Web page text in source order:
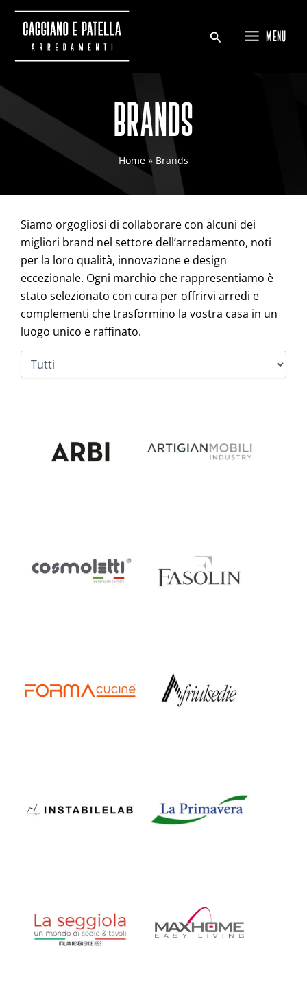
contenuto
MENU
BRANDS
Home Brands
Siamo orgogliosi di collaborare con alcuni dei
migliori brand nel settore dell’arredamento, noti
per la loro qualità, innovazione e design
eccezionale. Ogni marchio che rappresentiamo è
stato selezionato con cura per offrirvi arredi e
complementi che trasformino la vostra casa in un
luogo unico e raffinato.